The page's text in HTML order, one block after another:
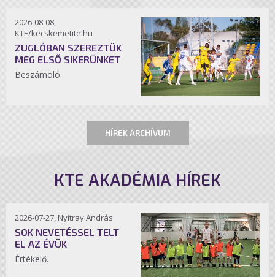
2026-08-08,
KTE/kecskemetite.hu
ZUGLÓBAN SZEREZTÜK
MEG ELSŐ SIKERÜNKET
Beszámoló.
HÍREK ARCHÍVUM
KTE AKADÉMIA HÍREK
2026-07-27, Nyitray András
SOK NEVETÉSSEL TELT
EL AZ ÉVÜK
Értékelő.